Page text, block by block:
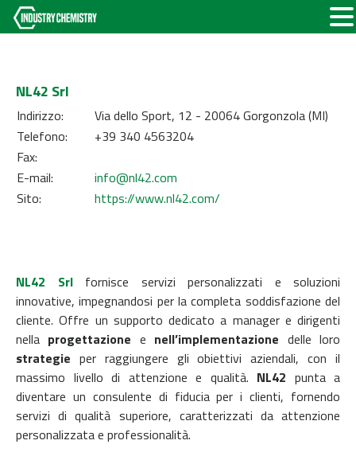
NL42 Srl
Indirizzo:
Via dello Sport, 12 - 20064 Gorgonzola (MI)
Telefono:
+39 340 4563204
Fax:
E-mail:
info@nl42.com
Sito:
https://www.nl42.com/
NL42 Srlfornisce servizi personalizzati e soluzioni
innovative, impegnandosi per la completa soddisfazione del
cliente. Offre un supporto dedicato a manager e dirigenti
nella progettazione e nell’implementazione delle loro
strategie per raggiungere gli obiettivi aziendali, con il
massimo livello di attenzione e qualità. NL42 punta a
diventare un consulente di fiducia per i clienti, fornendo
servizi di qualità superiore, caratterizzati da attenzione
personalizzata e professionalità.